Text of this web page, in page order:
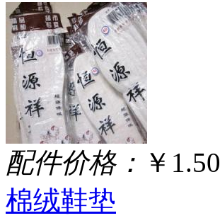
配件价格： ￥1.50
棉绒鞋垫